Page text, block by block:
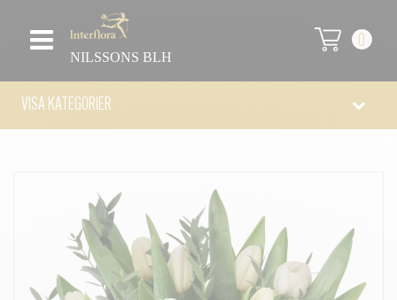
NILSSONS BLH
0
VISA KATEGORIER